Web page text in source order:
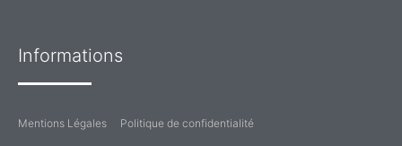
Informations
Mentions Légales Politique de confidentialité